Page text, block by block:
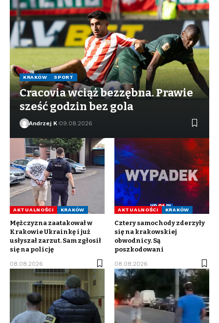
KRAKÓW SPORT
Cracovia wciąż bezzębna. Prawie
sześć godzin bez gola
Andrzej K 09.08.2026
AKTUALNOŚCI KRAKÓW
Mężczyzna zaatakował w
Krakowie Ukrainkę i już
usłyszał zarzut. Sam zgłosił
się na policję
08.08.2026
AKTUALNOŚCI KRAKÓW
Cztery samochody zderzyły
się na krakowskiej
obwodnicy. Są
poszkodowani
08.08.2026